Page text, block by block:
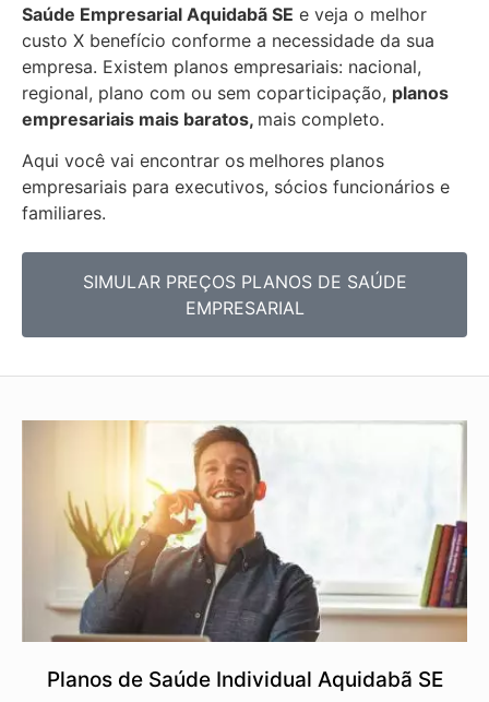
Saúde Empresarial Aquidabã SE e veja o melhor
custo X benefício conforme a necessidade da sua
empresa. Existem planos empresariais: nacional,
regional, plano com ou sem coparticipação, planos
empresariais mais baratos, mais completo.
Aqui você vai encontrar os melhores planos
empresariais para executivos, sócios funcionários e
familiares.
SIMULAR PREÇOS PLANOS DE SAÚDE
EMPRESARIAL
Planos de Saúde Individual Aquidabã SE